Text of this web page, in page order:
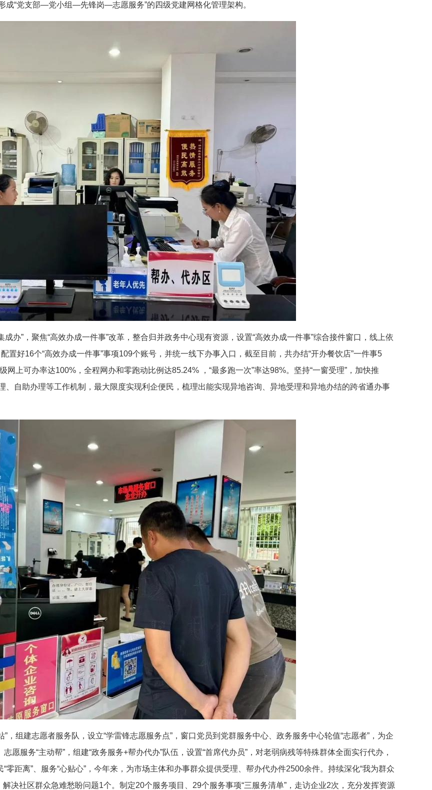
成“党支部—党小组—先锋岗—志愿服务”的四级党建网格化管理架构。
成办”，聚焦“高效办成一件事”改革，整合归并政务中心现有资源，设置“高效办成一件事”综合接件窗口，线上依
置好16个“高效办成一件事”事项109个账号，并统一线下办事入口，截至目前，共办结“开办餐饮店”一件事5
网上可办率达100%，全程网办和零跑动比例达85.24% ，“最多跑一次”率达98%。坚持“一窗受理”，加快推
、自助办理等工作机制，最大限度实现利企便民，梳理出能实现异地咨询、异地受理和异地办结的跨省通办事
”，组建志愿者服务队，设立“学雷锋志愿服务点”，窗口党员到党群服务中心、政务服务中心轮值“志愿者”，为企
愿服务“主动帮”，组建“政务服务+帮办代办”队伍，设置“首席代办员”，对老弱病残等特殊群体全面实行代办，
距离”、服务“心贴心”，今年来，为市场主体和办事群众提供受理、帮办代办件2500余件。持续深化“我为群众
决社区群众急难愁盼问题1个。制定20个服务项目、29个服务事项“三服务清单”，走访企业2次，充分发挥资源